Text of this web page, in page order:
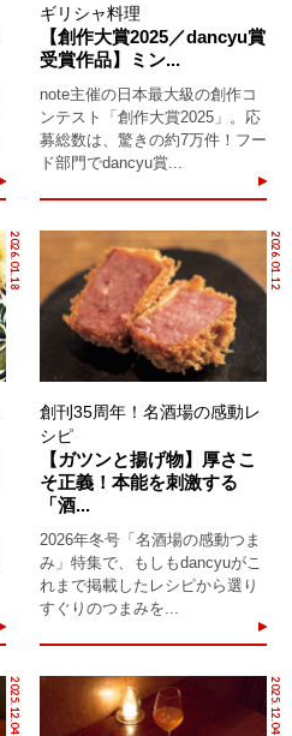
ギリシャ料理
【創作大賞2025／dancyu賞
受賞作品】ミン...
note主催の日本最大級の創作コ
ンテスト「創作大賞2025」。応
募総数は、驚きの約7万件！フー
ド部門でdancyu賞...
2026.01.18 2026.01.12
創刊35周年！名酒場の感動レ
シピ
【ガツンと揚げ物】厚さこ
そ正義！本能を刺激する
「酒...
2026年冬号「名酒場の感動つま
み」特集で、もしもdancyuがこ
れまで掲載したレシピから選り
すぐりのつまみを...
2025.12.04 2025.12.04